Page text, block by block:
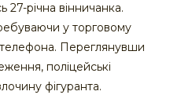
27-річна вінничанка.
у торговому
телефона. Переглянувши
поліцейські
фігуранта.